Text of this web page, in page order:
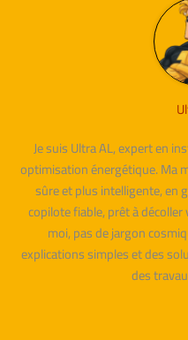
Je suis Ultra AL, expert en
optimisation énergétique. Ma
sûre et plus intelligente, en
copilote fiable, prêt à
moi, pas de jargon
explications simples et des
des